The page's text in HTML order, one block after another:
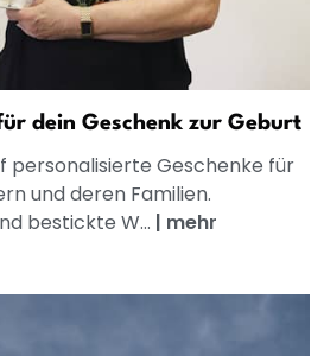
dein Geschenk zur Geburt
personalisierte Geschenke für
und deren Familien.
bestickte W... | mehr